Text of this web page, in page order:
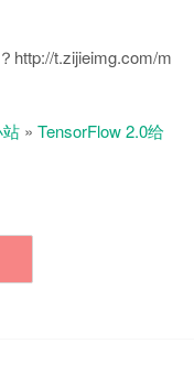
http://t.zijieimg.com/m
» TensorFlow 2.0给